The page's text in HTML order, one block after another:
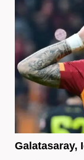
Galatasaray,